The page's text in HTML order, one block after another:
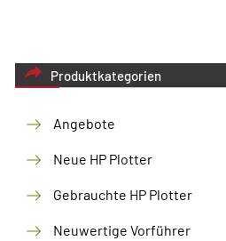
Produktkategorien
Angebote
Neue HP Plotter
Gebrauchte HP Plotter
Neuwertige Vorführer